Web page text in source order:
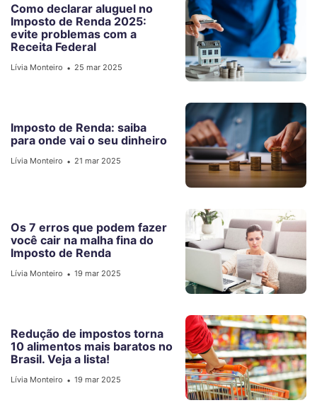
Como declarar aluguel no
Imposto de Renda 2025:
evite problemas com a
Receita Federal
Lívia Monteiro • 25 mar 2025
Imposto de Renda: saiba
para onde vai o seu dinheiro
Lívia Monteiro • 21 mar 2025
Os 7 erros que podem fazer
você cair na malha fina do
Imposto de Renda
Lívia Monteiro • 19 mar 2025
Redução de impostos torna
10 alimentos mais baratos no
Brasil. Veja a lista!
Lívia Monteiro • 19 mar 2025